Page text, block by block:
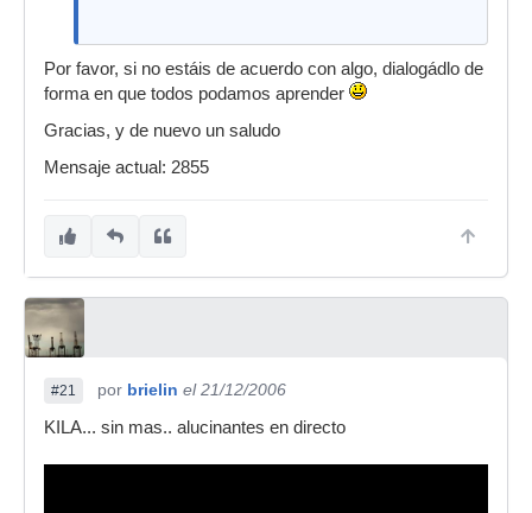
Por favor, si no estáis de acuerdo con algo, dialogádlo de
forma en que todos podamos aprender
Gracias, y de nuevo un saludo
Mensaje actual: 2855
#21 por brielin el 21/12/2006
KILA... sin mas.. alucinantes en directo